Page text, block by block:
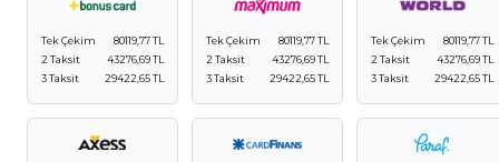
Tek Çekim
80119,77 TL
2 Taksit
43276,69 TL
3 Taksit
29422,65 TL
Tek Çekim
80119,77 TL
2 Taksit
43276,69 TL
3 Taksit
29422,65 TL
Tek Çekim
80119,77 TL
2 Taksit
43276,69 TL
3 Taksit
29422,65 TL